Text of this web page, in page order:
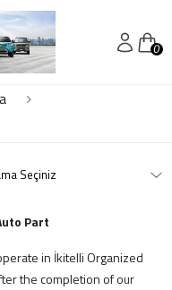
0
Part
in İkitelli Organized
the completion of our